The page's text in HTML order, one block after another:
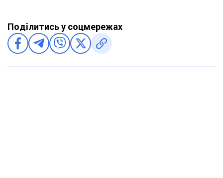
Поділитись у соцмережах